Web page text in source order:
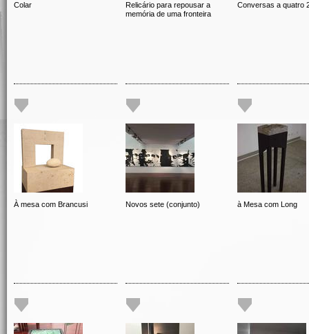
Colar
Relicário para repousar a
memória de uma fronteira
Conversas a quatro
À mesa com Brancusi Novos sete (conjunto) à Mesa com Long